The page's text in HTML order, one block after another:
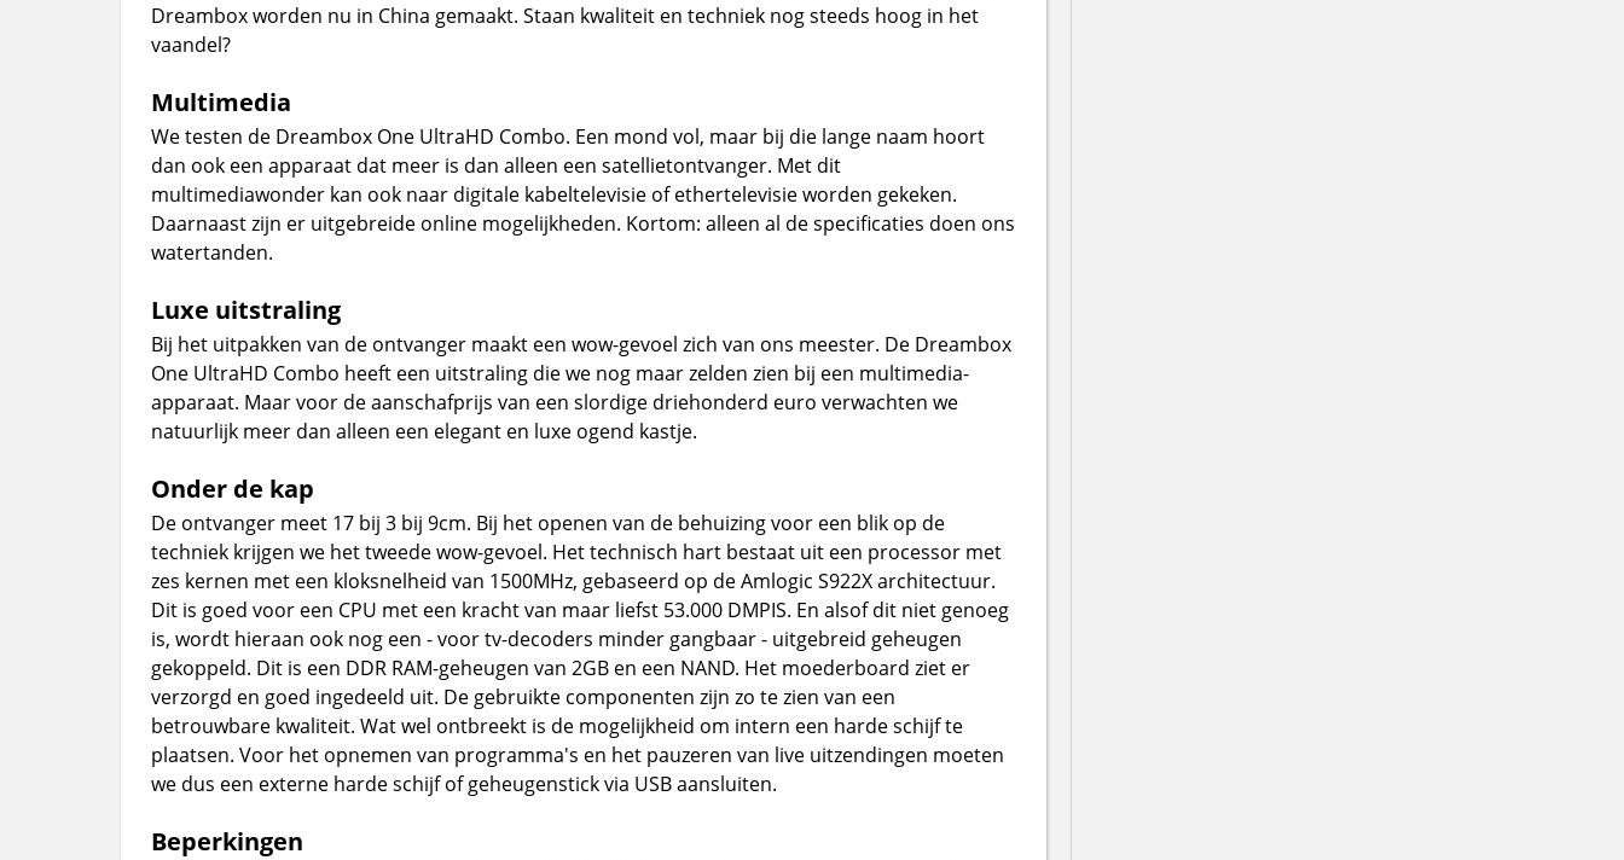
Dreambox worden nu in China gemaakt. Staan kwaliteit en techniek nog steeds hoog in het
vaandel?
Multimedia
We testen de Dreambox One UltraHD Combo. Een mond vol, maar bij die lange naam hoort
dan ook een apparaat dat meer is dan alleen een satellietontvanger. Met dit
multimediawonder kan ook naar digitale kabeltelevisie of ethertelevisie worden gekeken.
Daarnaast zijn er uitgebreide online mogelijkheden. Kortom: alleen al de specificaties doen ons
watertanden.
Luxe uitstraling
Bij het uitpakken van de ontvanger maakt een wow-gevoel zich van ons meester. De Dreambox
One UltraHD Combo heeft een uitstraling die we nog maar zelden zien bij een multimedia-
apparaat. Maar voor de aanschafprijs van een slordige driehonderd euro verwachten we
natuurlijk meer dan alleen een elegant en luxe ogend kastje.
Onder de kap
De ontvanger meet 17 bij 3 bij 9cm. Bij het openen van de behuizing voor een blik op de
techniek krijgen we het tweede wow-gevoel. Het technisch hart bestaat uit een processor met
zes kernen met een kloksnelheid van 1500MHz, gebaseerd op de Amlogic S922X architectuur.
Dit is goed voor een CPU met een kracht van maar liefst 53.000 DMPIS. En alsof dit niet genoeg
is, wordt hieraan ook nog een - voor tv-decoders minder gangbaar - uitgebreid geheugen
gekoppeld. Dit is een DDR RAM-geheugen van 2GB en een NAND. Het moederboard ziet er
verzorgd en goed ingedeeld uit. De gebruikte componenten zijn zo te zien van een
betrouwbare kwaliteit. Wat wel ontbreekt is de mogelijkheid om intern een harde schijf te
plaatsen. Voor het opnemen van programma's en het pauzeren van live uitzendingen moeten
we dus een externe harde schijf of geheugenstick via USB aansluiten.
Beperkingen